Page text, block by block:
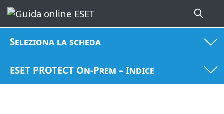
Seleziona la scheda
ESET PROTECT On-Prem – Indice